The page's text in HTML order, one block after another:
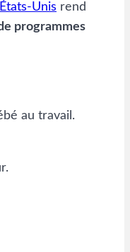
Unis rend
programmes
au travail.